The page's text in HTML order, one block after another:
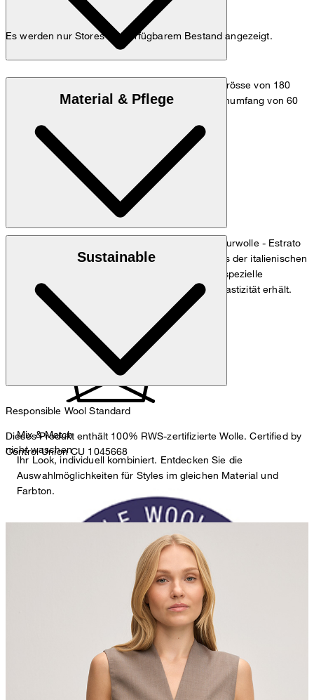
Es werden nur Stores mit verfügbarem Bestand angezeigt.
Das Model trägt die Grösse 36 bei einer Körpergrösse von 180
cm, einem Brustumfang von 83 cm, einem Taillenumfang von 60
Maßtabelle
Material & Pflege
: Twill-Qualität "Estrato" aus 100% Schurwolle - Estrato
ist ein hochwertiges, natürliches Wollgewebe aus der italienischen
Weberei Trabaldo Togna, das allein durch seine spezielle
Verarbeitung und Garnstruktur eine natürliche Elastizität erhält.
Innenfutter : Polyester 33%, Acetat 67%
nicht waschen
Sustainable
Responsible Wool Standard
Dieses Produkt enthält 100% RWS-zertifizierte Wolle. Certified by
Control Union CU 1045668
Mix & Match
Ihr Look, individuell kombiniert. Entdecken Sie die
Auswahlmöglichkeiten für Styles im gleichen Material und
Farbton.